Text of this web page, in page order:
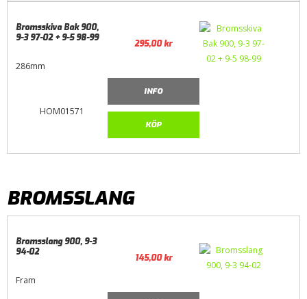
HOM01571
Bromsskiva Bak 900,
9-3 97-02 + 9-5 98-99
286mm
295,00kr
INFO
KÖP
BROMSSLANG
Bromsslang 900, 9-3
94-02
Fram
145,00kr